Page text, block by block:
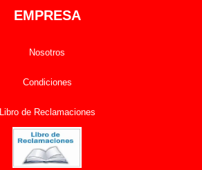
EMPRESA
Nosotros
Condiciones
Libro de Reclamaciones